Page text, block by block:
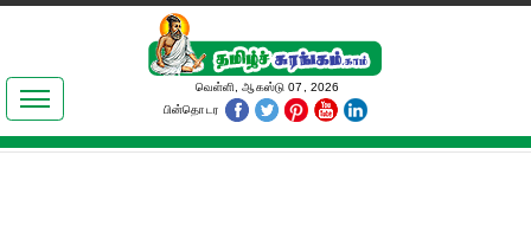
இலக்கியங்கள்
தமிழ் உலகம்
வெள்ளி, ஆகஸ்டு 07, 2026
பின்தொடர